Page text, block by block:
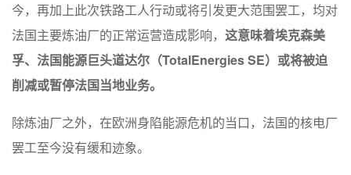
今，再加上此次铁路工人行动或将引发更大范围罢工，均对
法国主要炼油厂的正常运营造成影响， 这意味着埃克森美
孚、法国能源巨头道达尔（TotalEnergies SE）或将被迫
削减或暂停法国当地业务。
除炼油厂之外，在欧洲身陷能源危机的当口，法国的核电厂
罢工至今没有缓和迹象。